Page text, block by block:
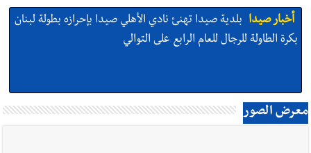
أخبار صيدا بلدية صيدا تهنئ نادي الأهلي صيدا بإحرازه بطولة لبنان
بكرة الطاولة للرجال للعام الرابع على التوالي
أخبار صيدا
بالصور: رئيسا بلديتي صيدا وصور يشاركان في ورشة
تقنية حول الحد من النفايات البحرية وشباك الصيد المهملة
معرض الصور